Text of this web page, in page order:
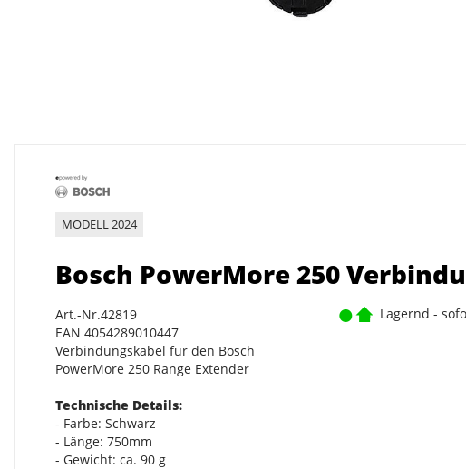
MODELL 2024
Bosch PowerMore 250
Art.-Nr.42819
EAN 4054289010447
Verbindungskabel für den Bosch
PowerMore 250 Range Extender
Technische Details:
- Farbe: Schwarz
- Länge: 750mm
- Gewicht: ca. 90 g
Lagernd -